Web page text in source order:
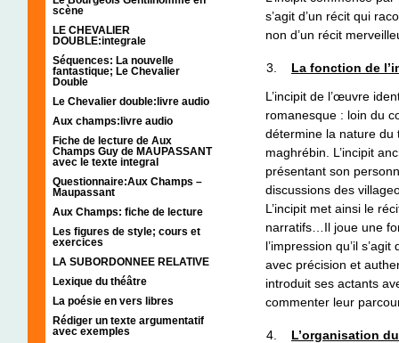
scène
LE CHEVALIER
DOUBLE:integrale
Séquences: La nouvelle
fantastique; Le Chevalier
Double
Le Chevalier double:livre audio
Aux champs:livre audio
Fiche de lecture de Aux
Champs Guy de MAUPASSANT
avec le texte integral
Questionnaire:Aux Champs –
Maupassant
Aux Champs: fiche de lecture
Les figures de style; cours et
exercices
LA SUBORDONNEE RELATIVE
Lexique du théâtre
La poésie en vers libres
Rédiger un texte argumentatif
avec exemples
s’agit d’un récit qui
non d’un récit
La fonction de
L’incipit de l’œuvre
romanesque : loin du
détermine la nature du
maghrébin. L’incipit
présentant son
discussions des
L’incipit met ainsi le
narratifs…Il joue une
l’impression qu’il
avec précision et
introduit ses actants
commenter leur
L’organisation